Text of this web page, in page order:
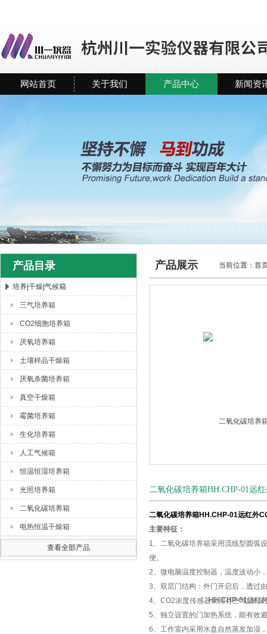
杭州川一实验仪器有限公司
网站首页 关于我们 产品中心 新闻资
产品目录
培养|干燥|气候箱
三气培养箱
CO2细胞培养箱
厌氧培养箱
土壤样品干燥箱
厌氧杀菌培养箱
真空干燥箱
霉菌培养箱
生化培养箱
人工气候箱
恒温恒湿培养箱
光照培养箱
二氧化碳培养箱
电热恒温干燥箱
查看全部产品
产品展示 当前位置： 首
二氧化碳培养箱HH.CHP-01远
二氧化碳培养箱HH.CHP-01远红外
主要特征：
1、二氧化碳培养箱采用流线型圆弧
便。
2、微电脑温度控制器，温度波动小
3、双层门结构：外门开启后，透过
4、 CO2浓度传感器采用芬兰*红外探
5、独立设置的门加热系统，能有效
6、工作室内采用水盘自然蒸发加湿